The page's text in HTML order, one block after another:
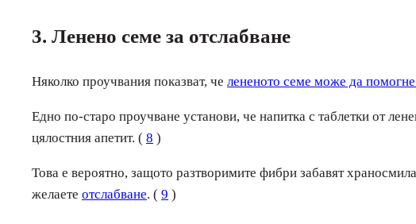
3. Ленено семе за отслабване
Няколко проучвания показват, че лененото семе може да помогне
Едно по-старо проучване установи, че напитка с таблетки от
цялостния апетит. ( 8 )
Това е вероятно, защото разтворимите фибри забавят
желаете отслабване. ( 9 )